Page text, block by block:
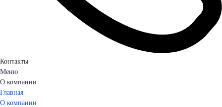
Контакты
Меню
О компании
Главная
О компании